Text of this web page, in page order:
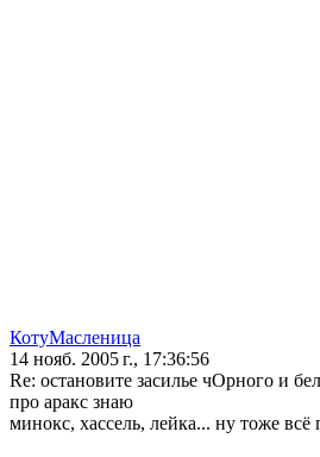
КотуМасленица
14 нояб. 2005 г., 17:36:56
Re: остановите засилье чОрного и
про аракс знаю
минокс, хассель, лейка... ну тоже всё